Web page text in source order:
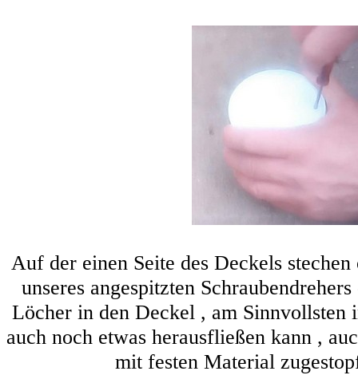
Auf der einen Seite des Deckels
unseres angespitzten
Löcher in den Deckel , am Sinnvollsten
auch noch etwas herausfließen kann ,
mit festen Material